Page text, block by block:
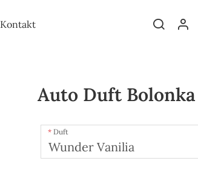
Kontakt
Auto Duft
Duft